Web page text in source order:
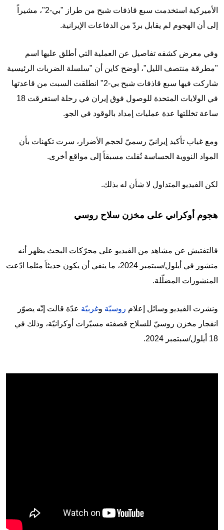
الأميركية استخدمت سبع قاذفات شبح من طراز "بي-2"، مشيراً
إلى أن الهجوم لم يقابل بردّ من الدفاعات الإيرانية.
وفي معرض كشفه تفاصيل عن العملية التي أطلق عليها اسم
"مطرقة منتصف الليل"، أوضح كاين أن "سلسلة الضربات الرئيسية
شاركت فيها سبع قاذفات شبح بي-2" انطلقت السبت من قاعدتها
في الولايات المتحدة للوصول فوق إيران في رحلة استغرقت 18
ساعة تخللتها عدة عمليات إمداد بالوقود في الجو.
ومع غياب تأكيد إيرانيّ رسميّ لحجم الأضرار، سرت تكهنات بأن
المواد النووية الحساسة نُقلت مسبقاً إلى مواقع أخرى.
لكن الفيديو المتداول لا شأن له بذلك.
هجوم أوكراني على مخزن سلاح روسي
فالتفتيش عن مشاهد من الفيديو على محرّكات البحث يظهر أنه
منشور في أيلول/سبتمبر 2024، ما ينفي أن يكون حديثاً مثلما ادّعت
المنشورات المضلّلة.
ونشرت الفيديو وسائل إعلام روسيّة وغربيّة عدّة قالت إنّه يصوّر
انفجار مخزن روسيّ للسلاح قصفته مسيّرات أوكرانيّة، وذلك في
18 أيلول/سبتمبر 2024.